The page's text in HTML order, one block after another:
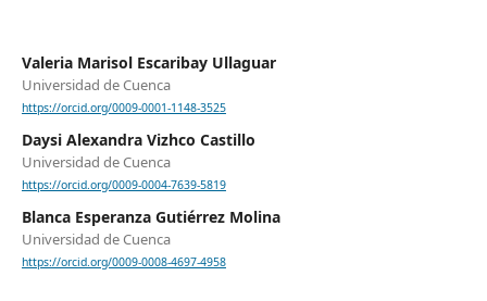
Valeria Marisol Escaribay Ullaguar
Universidad de Cuenca
https://orcid.org/0009-0001-1148-3525
Daysi Alexandra Vizhco Castillo
Universidad de Cuenca
https://orcid.org/0009-0004-7639-5819
Blanca Esperanza Gutiérrez Molina
Universidad de Cuenca
https://orcid.org/0009-0008-4697-4958